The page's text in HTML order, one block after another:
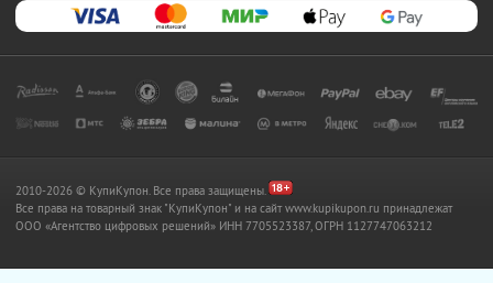
2010-2026 © КупиКупон. Все права защищены.
Все права на товарный знак "КупиКупон" и на сайт www.kupikupon.ru принадлежат
OOO «Агентство цифровых решений» ИНН 7705523387, ОГРН 1127747063212